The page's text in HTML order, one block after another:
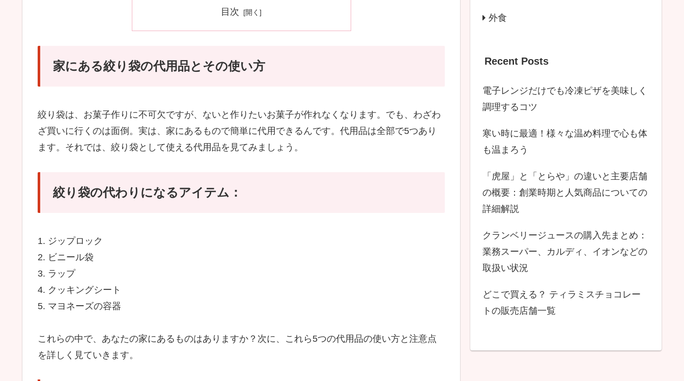
目次
家にある絞り袋の代用品とその使い方
絞り袋は、お菓子作りに不可欠ですが、ないと作りたいお菓子が作れなくなります。でも、わざわ
ざ買いに行くのは面倒。実は、家にあるもので簡単に代用できるんです。代用品は全部で5つあり
ます。それでは、絞り袋として使える代用品を見てみましょう。
絞り袋の代わりになるアイテム：
1. ジップロック
2. ビニール袋
3. ラップ
4. クッキングシート
5. マヨネーズの容器
これらの中で、あなたの家にあるものはありますか？次に、これら5つの代用品の使い方と注意点
を詳しく見ていきます。
外食
Recent Posts
電子レンジだけでも冷凍ピザを美味しく
調理するコツ
寒い時に最適！様々な温め料理で心も体
も温まろう
「虎屋」と「とらや」の違いと主要店舗
の概要：創業時期と人気商品についての
詳細解説
クランベリージュースの購入先まとめ：
業務スーパー、カルディ、イオンなどの
取扱い状況
どこで買える？ ティラミスチョコレー
トの販売店舗一覧